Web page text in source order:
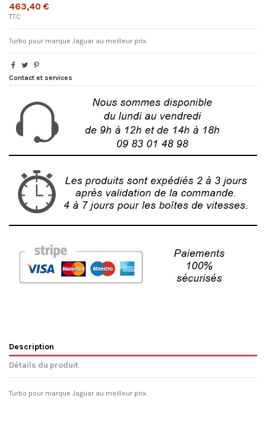
463,40 €
TTC
Turbo pour marque Jaguar au meilleur prix.
Contact et services
Description
Détails du produit
Turbo pour marque Jaguar au meilleur prix.